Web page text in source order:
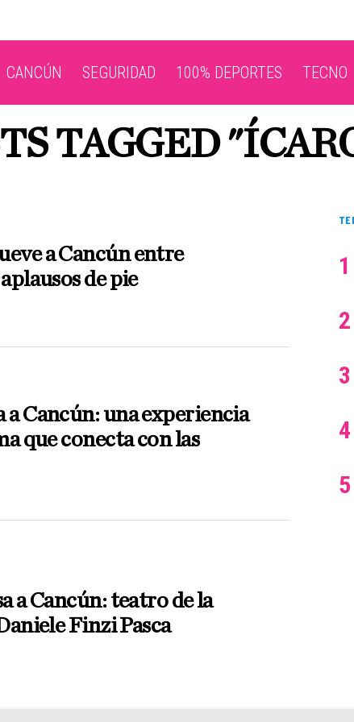
CANCÚN SEGURIDAD 100% DEPORTES TECNO
TAGGED
a Cancún entre
de pie
a Cancún: una experiencia
que conecta con las
a Cancún: teatro de la
Finzi Pasca